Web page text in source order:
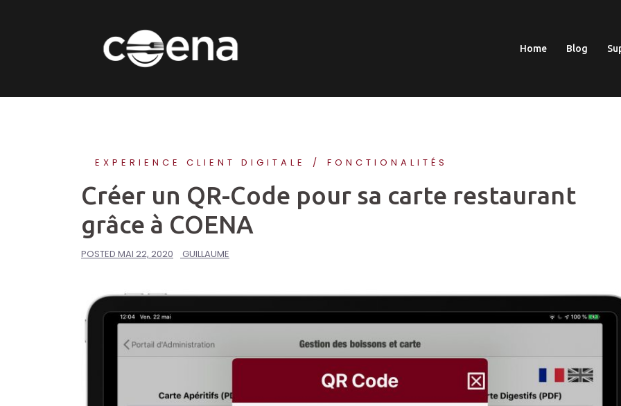
Home Blog
EXPERIENCE CLIENT DIGITALE FONCTIONALITÉS
Créer un QR-Code pour sa carte restaurant
grâce à COENA
POSTED MAI 22, 2020 GUILLAUME